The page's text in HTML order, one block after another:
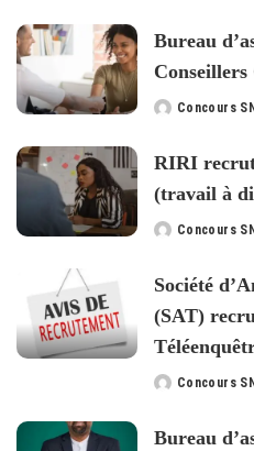
Bureau
Posted
Concours
RIRI
(travail à
Posted
Concours
Société
(SAT)
Posted
Concours
Bureau